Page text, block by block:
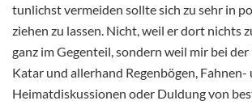
tunlichst vermeiden sollte sich zu sehr in
ziehen zu lassen. Nicht, weil er dort nichts
ganz im Gegenteil, sondern weil mir bei
Katar und allerhand Regenbögen, Fahnen-
Heimatdiskussionen oder Duldung von